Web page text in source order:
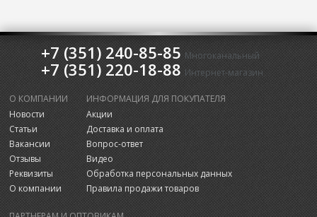
+7 (351) 240-85-85 Многоканальный
+7 (351) 220-18-88 Интернет-магазин
О КОМПАНИИ
Новости
Статьи
Вакансии
Отзывы
Реквизиты
О компании
ИНФОРМАЦИЯ ДЛЯ ПОКУПАТЕЛЯ
Акции
Доставка и оплата
Вопрос-ответ
Видео
Обработка персональных данных
Правила продажи товаров